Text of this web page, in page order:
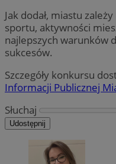
Jak dodał, miastu
sportu, aktywności
najlepszych warunków
sukcesów.
Szczegóły konkursu
Informacji Publicznej
Słuchaj
Udostępnij